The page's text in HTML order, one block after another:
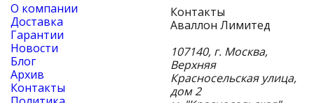
О компании
Доставка
Гарантии
Новости
Блог
Архив
Контакты
Контакты
Аваллон Лимитед
107140, г. Москва,
Верхняя
Красносельская улица,
дом 2